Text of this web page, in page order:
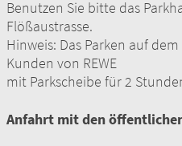
Benutzen Sie bitte das
Flößaustrasse.
Hinweis: Das Parken auf
Kunden von REWE
mit Parkscheibe für 2
Anfahrt mit den